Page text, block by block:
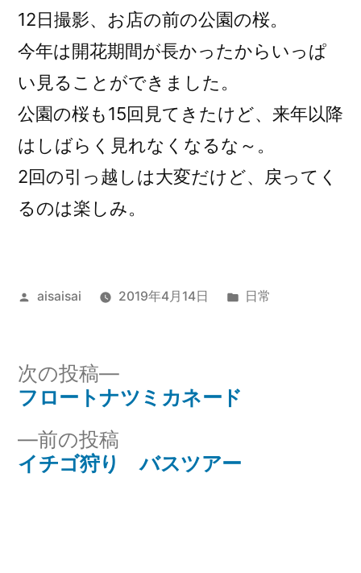
12日撮影、お店の前の公園の桜。
今年は開花期間が長かったからいっぱ
い見ることができました。
公園の桜も15回見てきたけど、来年以降
はしばらく見れなくなるな～。
2回の引っ越しは大変だけど、戻ってく
るのは楽しみ。
投
aisaisai 2019年4月14日
カ
日常
投
稿
ナ
前の投稿
の
イチゴ狩り バスツアー
次の投稿
次
の
フロートナツミカネード